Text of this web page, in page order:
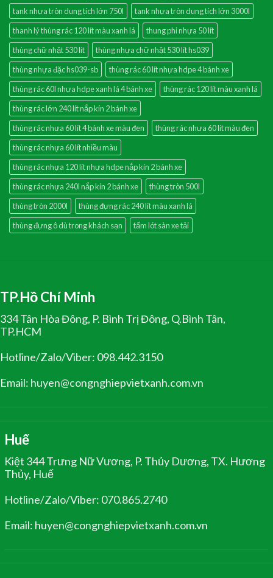
tank nhựa tròn dung tích lớn 750l
tank nhựa tròn dung tích lớn 3000l
thanh lý thùng rác 120 lít màu xanh lá
thung phi nhựa 50 lít
thùng chữ nhật 530 lít
thùng nhựa chữ nhật 530 lít hs039
thùng nhựa đặc hs039-sb
thùng rác 60 lít nhựa hdpe 4 bánh xe
thùng rác 60l nhựa hdpe xanh lá 4 bánh xe
thùng rác 120 lít màu xanh lá
thùng rác lớn 240 lít nắp kín 2 bánh xe
thùng rác nhưa 60 lít 4 bánh xe màu đen
thùng rác nhưa 60 lít màu đen
thùng rác nhựa 60 lít nhiều màu
thùng rác nhựa 120 lít nhựa hdpe nắp kín 2 bánh xe
thùng rác nhựa 240l nắp kín 2 bánh xe
thùng tròn 500l
thùng tròn 2000l
thùng đựng rác 240 lít màu xanh lá
thùng đựng ô dù trong khách sạn
tấm lót sàn xe tải
TP.Hồ Chí Minh
334 Tân Hòa Đông, P. Bình Trị Đông, Q.Bình Tân,
TP.HCM
Hotline/Zalo/Viber: 098.442.3150
Email: huyen@congnghiepvietxanh.com.vn
Huế
Kiệt 344 Trưng Nữ Vương, P. Thủy Dương, TX. Hương
Thủy, Huế
Hotline/Zalo/Viber: 070.865.2740
Email: huyen@congnghiepvietxanh.com.vn